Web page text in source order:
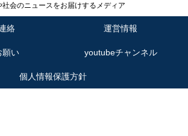
社会のニュースをお届けするメディア
絡 運営情報
願い youtubeチャンネル
個人情報保護方針